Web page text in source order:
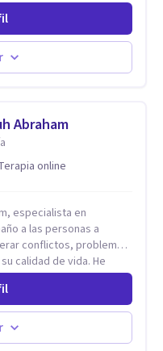
basadas en
Los
en brindar
que permitan
basadas en la
Abraham
online
especialista en
a las personas a
conflictos, problemas
calidad de vida. He
como el Hospital
MENDAO, San
y el Centro de
privilegio de colaborar
y Xochimilco, lo que